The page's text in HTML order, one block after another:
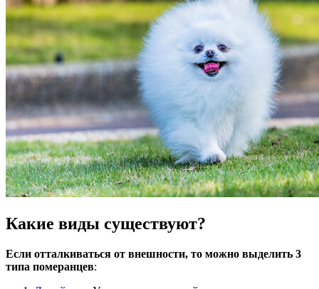
Какие виды существуют?
Если отталкиваться от внешности, то можно выделить 3
типа померанцев: